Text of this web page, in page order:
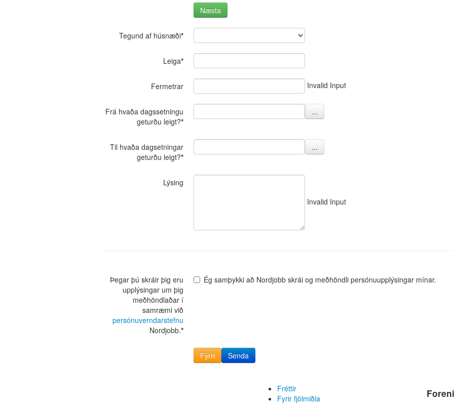
Næsta
Tegund af húsnæði*
Leiga*
Fermetrar Invalid Input
Frá hvaða dagssetningu
geturðu leigt?*
Til hvaða dagsetningar
geturðu leigt?*
Lýsing
Invalid Input
Þegar þú skráir þig eru
upplýsingar um þig
meðhöndlaðar í
samræmi við
persónuverndarstefnu
Nordjobb.*
Ég samþykki að Nordjobb skrái og meðhöndli persónuupplýsingar mínar.
Fyrri Senda
Fréttir
Fyrir fjölmiðla